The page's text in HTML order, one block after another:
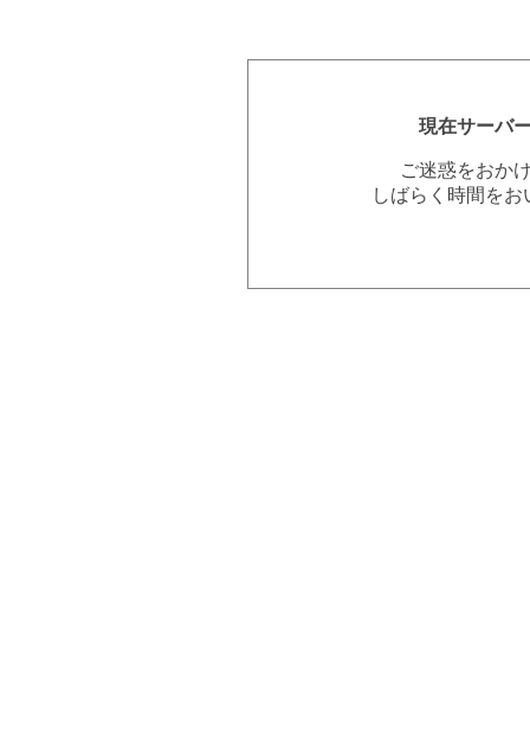
現在サーバ
ご迷惑をおか
しばらく時間を